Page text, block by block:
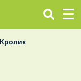
Кролик